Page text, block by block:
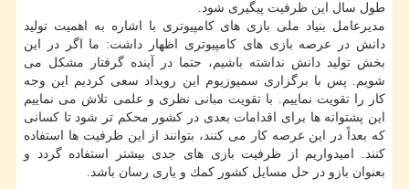
طول سال این ظرفیت پیگیری شود.
مدیرعامل بنیاد ملی بازی های كامپیوتری با اشاره به اهمیت تولید
دانش در عرصه بازی های كامپیوتری اظهار داشت: ما اگر در این
بخش تولید دانش نداشته باشیم، حتما در آینده گرفتار مشكل می
شویم. پس با برگزاری سمپوزیوم این رویداد سعی كردیم این وجه
كار را تقویت نماییم. با تقویت مبانی نظری و علمی تلاش می نماییم
این پشتوانه ها برای اقدامات بعدی در كشور محكم تر شود تا كسانی
كه بعداً در این عرصه كار می كنند، بتوانند از این ظرفیت ها استفاده
كنند. امیدواریم از ظرفیت بازی های جدی بیشتر استفاده گردد و
بعنوان بازو در حل مسایل كشور كمك و یاری رسان باشد.